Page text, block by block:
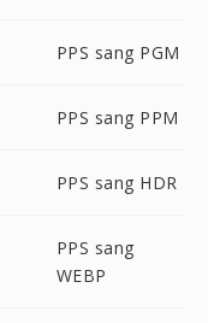
PPS sang PGM
PPS sang PPM
PPS sang HDR
PPS sang
WEBP